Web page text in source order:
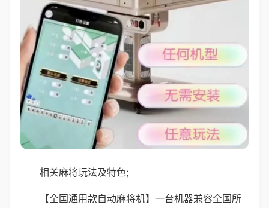
相关麻将玩法及特色;
【全国通用款自动麻将机】一台机器兼容全国所